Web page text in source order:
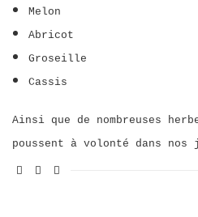
Melon
Abricot
Groseille
Cassis
Ainsi que de nombreuses
poussent à volonté dans nos